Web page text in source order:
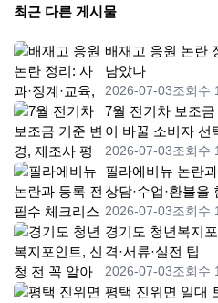
최근 다른 게시물
배재고 응원 논란
남았나
2026-07-03조회수
7월 전기차 보조
이 바꿀 소비자 선
2026-07-03조회수
필라에비뉴 논란
상담·수업·환불을
2026-07-03조회수
경기도 청년복지
격·서류·실전 팁
2026-07-03조회수
평택 진위면 일대